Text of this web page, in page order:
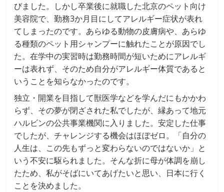
びました。しかし卒業後に就職した北京のペット向け
美容院で、勤務3か月目にしてアレルギー症状が表れ
てしまったのです。あらゆる動物の皮膚病や、あらゆ
る種類のペット用シャンプーに触れたことが原因でし
た。在学中の実習時は勤務時間が短いためにアレルギ
ーは表れず、そのため自分がアレルギー体質であると
いうことを知らなかったのです。
独立・開業を目指して獣医学などを学んだにもかかわ
らず、その夢が閉ざされた私でしたが、縁あって地元
ハルビンの公共事業機関に入りました。安定した仕事
でしたが、チャレンジする機会はほぼゼロ。「自分の
人生は、この先もずっと変わらないのではないか」と
いう不安に駆られました。そんな折に母が体調を崩し
たため、私がそばにいてあげたいと思い、日本に行く
ことを決めました。